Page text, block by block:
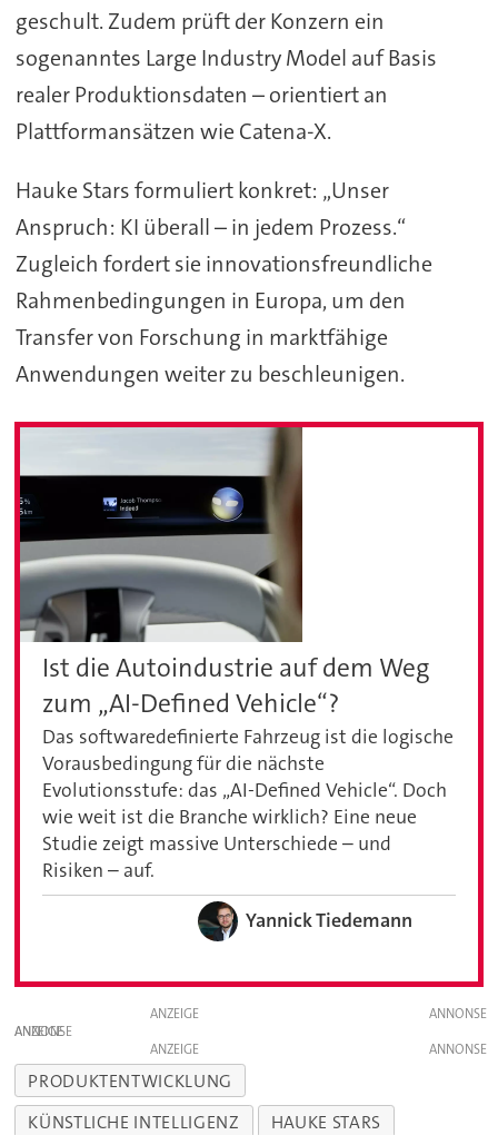
geschult. Zudem prüft der Konzern ein
sogenanntes Large Industry Model auf Basis
realer Produktionsdaten – orientiert an
Plattformansätzen wie Catena-X.
Hauke Stars formuliert konkret: „Unser
Anspruch: KI überall – in jedem Prozess.“
Zugleich fordert sie innovationsfreundliche
Rahmenbedingungen in Europa, um den
Transfer von Forschung in marktfähige
Anwendungen weiter zu beschleunigen.
Ist die Autoindustrie auf dem Weg
zum „AI-Defined Vehicle“?
Das softwaredefinierte Fahrzeug ist die logische
Vorausbedingung für die nächste
Evolutionsstufe: das „AI-Defined Vehicle“. Doch
wie weit ist die Branche wirklich? Eine neue
Studie zeigt massive Unterschiede – und
Risiken – auf.
Yannick Tiedemann
ANZEIGE
ANZEIGE
ANZEIGE
PRODUKTENTWICKLUNG
KÜNSTLICHE INTELLIGENZ
HAUKE STARS